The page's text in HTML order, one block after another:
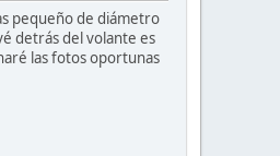
pequeño de diámetro
detrás del volante es
las fotos oportunas